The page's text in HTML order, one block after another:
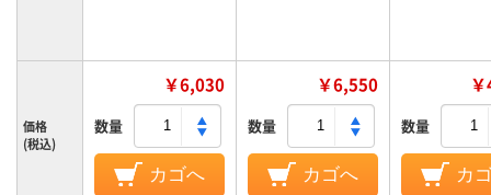
価格
(税込)
￥6,030
数量
カゴへ
￥6,550
数量
カゴへ
数量
カ